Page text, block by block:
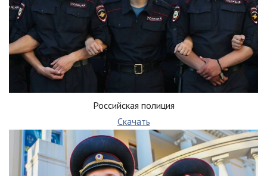
Российская полиция
Скачать